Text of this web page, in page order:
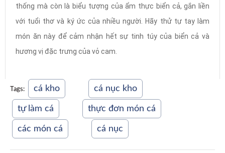
thống mà còn là biểu tượng của ẩm thực biển cả, gắn liền
với tuổi thơ và ký ức của nhiều người. Hãy thử tự tay làm
món ăn này để cảm nhận hết sự tinh túy của biển cả và
hương vị đặc trưng của vỏ cam.
Tags: cá kho cá nục kho
tự làm cá thực đơn món cá
các món cá cá nục